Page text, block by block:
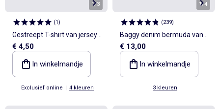
1/3
(1)
Gestreept T-shirt van jersey
met lange mouwen
€ 4,50
In winkelmandje
Exclusief online | 4 kleuren
1/4
(239)
Baggy denim bermuda van
katoen
€ 13,00
In winkelmandje
3 kleuren